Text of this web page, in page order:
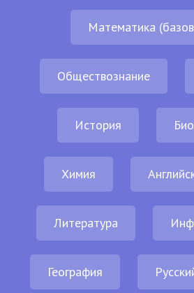
Математика
Обществознание
История
Химия
Литература
География